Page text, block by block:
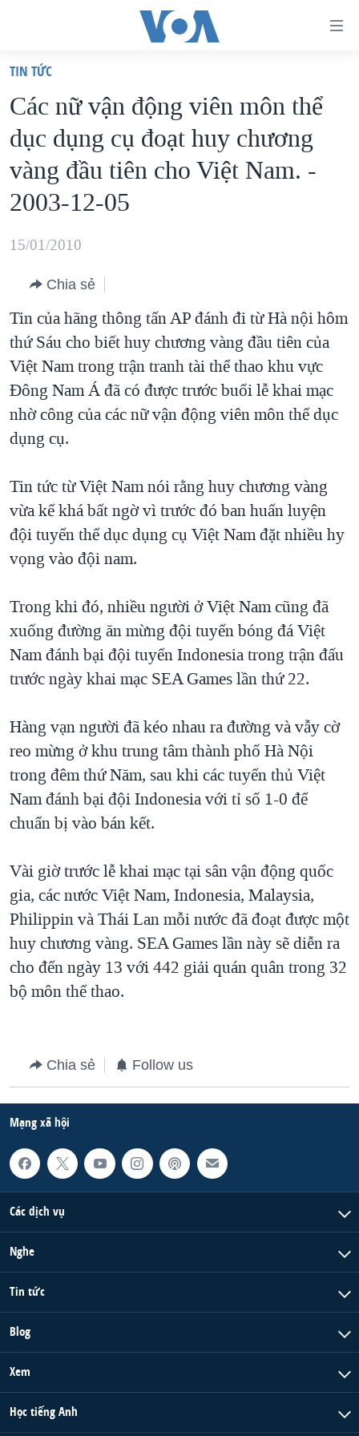
truy
cập
Tới
nội
chính
Tới
hướng
chính
Đi
tới
"Tìm"
VIỆT NAM
HOA KỲ
BIỂN ĐÔNG
THẾ GIỚI
MỤC
TỰ DO BÁO CHÍ
VẠCH TRẦN TIN GIẢ
NGƯỜI VIỆT HẢI NGOẠI
KINH TẾ
SỨC KHOẺ
VĂN HOÁ
CHUYÊN ĐỀ
CHIẾN TRANH THƯƠNG MẠI CỦA MỸ: QUÁ KHỨ VÀ HIỆN
TẠI
HÀNH TRÌNH BẦU CỬ 2024
MỘT NĂM CHIẾN TRANH TẠI DẢI GAZA
GIẢI MÃ VÀNH ĐAI & CON ĐƯỜNG
NGÀY TỊ NẠN THẾ GIỚI
TRỊNH VĨNH BÌNH - NGƯỜI HẠ 'BÊN THẮNG CUỘC'
GROUND ZERO – XƯA VÀ NAY
CHI PHÍ CHIẾN TRANH AFGHANISTAN
THƯỢNG ĐỈNH TRUMP-KIM TẠI VIỆT NAM
TRỊNH VĨNH BÌNH VS. CHÍNH PHỦ VIỆT NAM
NGƯ DÂN VIỆT VÀ LÀN SÓNG TRỘM HẢI SÂM
QUAN HỆ VIỆT MỸ
HỌC TIẾNG ANH
VIDEO
NGHE
MẠNG XÃ HỘI
Ngôn ngữ khác
TIN TỨC
Các nữ vận động viên môn thể
dục dụng cụ đoạt huy chương
vàng đầu tiên cho Việt Nam. -
2003-12-05
15/01/2010
Chia sẻ
Tin của hãng thông tấn AP đánh đi từ Hà nội hôm
thứ Sáu cho biết huy chương vàng đầu tiên của
Việt Nam trong trận tranh tài thể thao khu vực
Đông Nam Á đã có được trước buổi lễ khai mạc
nhờ công của các nữ vận động viên môn thể dục
dụng cụ.
Tin tức từ Việt Nam nói rằng huy chương vàng
vừa kể khá bất ngờ vì trước đó ban huấn luyện
đội tuyển thể dục dụng cụ Việt Nam đặt nhiều hy
vọng vào đội nam.
Trong khi đó, nhiều người ở Việt Nam cũng đã
xuống đường ăn mừng đội tuyển bóng đá Việt
Nam đánh bại đội tuyển Indonesia trong trận đấu
trước ngày khai mạc SEA Games lần thứ 22.
Hàng vạn người đã kéo nhau ra đường và vẫy cờ
reo mừng ở khu trung tâm thành phố Hà Nội
trong đêm thứ Năm, sau khi các tuyển thủ Việt
Nam đánh bại đội Indonesia với tỉ số 1-0 để
chuẩn bị vào bán kết.
Vài giờ trước lễ khai mạc tại sân vận động quốc
gia, các nước Việt Nam, Indonesia, Malaysia,
Philippin và Thái Lan mỗi nước đã đoạt được một
huy chương vàng. SEA Games lần này sẽ diễn ra
cho đến ngày 13 với 442 giải quán quân trong 32
bộ môn thể thao.
Chia sẻ Follow us
Mạng xã hội
Các dịch vụ
Nghe
Tin tức
Blog
Xem
Học tiếng Anh